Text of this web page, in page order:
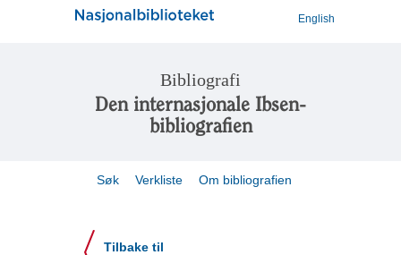
English
Bibliografi
Den internasjonale Ibsen-
bibliografien
Søk Verkliste Om bibliografien
Tilbake til